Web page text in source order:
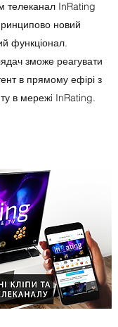
телеканал InRating
новий
функціонал.
зможе реагувати
в прямому ефірі з
в мережi InRating.